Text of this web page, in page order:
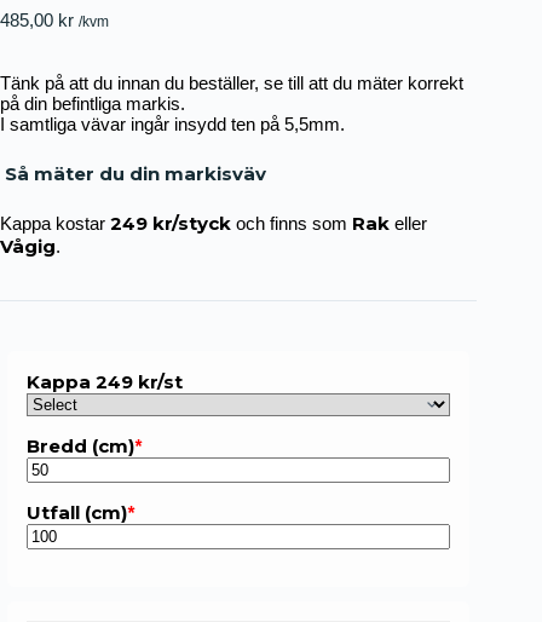
485,00 kr /kvm
Tänk på att du innan du beställer, se till att du mäter korrekt
på din befintliga markis.
I samtliga vävar ingår insydd ten på 5,5mm.
Så mäter du din markisväv
Kappa kostar 249 kr/styck och finns som Rak eller
Vågig.
Kappa 249 kr/st
Bredd (cm)*
Utfall (cm)*